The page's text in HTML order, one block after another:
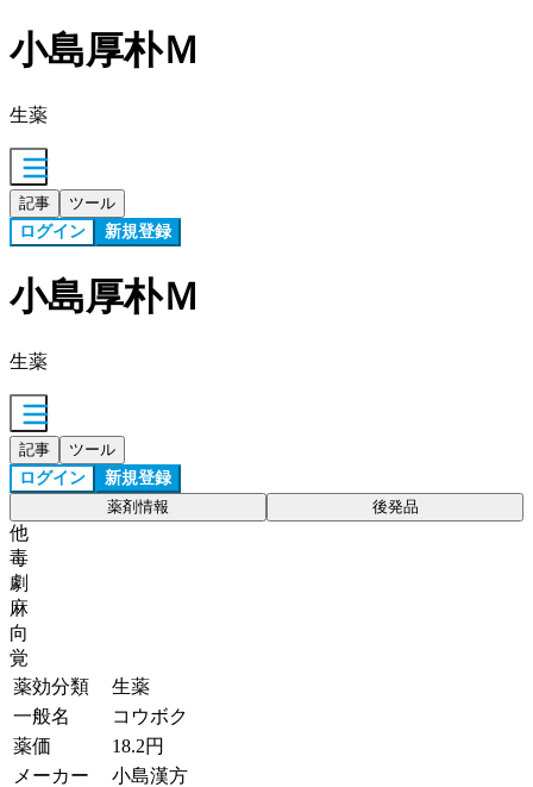
小島厚朴Ｍ
生薬
記事 ツール
ログイン 新規登録
小島厚朴Ｍ
生薬
記事 ツール
ログイン 新規登録
薬剤情報 後発品
他
毒
劇
麻
向
覚
薬効分類
生薬
一般名
コウボク
薬価
18.2円
メーカー
小島漢方